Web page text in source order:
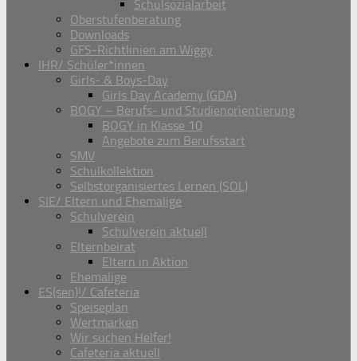
Schulsozialarbeit
Oberstufenberatung
Downloads
GFS-Richtlinien am Wiggy
IHR/ Schüler*innen
Girls- & Boys-Day
Girls Day Academy (GDA)
BOGY – Berufs- und Studienorientierung
BOGY in Klasse 10
Angebote zum Berufsstart
SMV
Schulkollektion
Selbstorganisiertes Lernen (SOL)
SIE/ Eltern und Ehemalige
Schulverein
Schulverein aktuell
Elternbeirat
Eltern in Aktion
Ehemalige
ES(sen)!/ Cafeteria
Speiseplan
Wertmarken
Wir suchen Helfer!
Cafeteria aktuell